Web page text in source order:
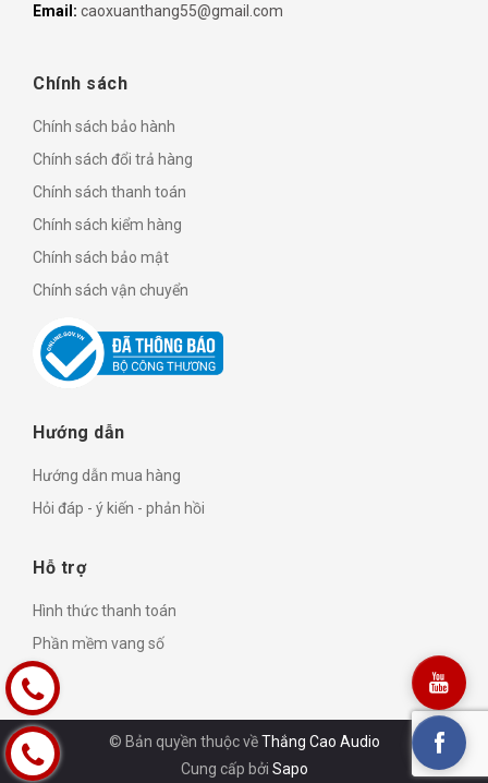
Email: caoxuanthang55@gmail.com
Chính sách
Chính sách bảo hành
Chính sách đổi trả hàng
Chính sách thanh toán
Chính sách kiểm hàng
Chính sách bảo mật
Chính sách vận chuyển
Hướng dẫn
Hướng dẫn mua hàng
Hỏi đáp - ý kiến - phản hồi
Hỗ trợ
Hình thức thanh toán
Phần mềm vang số
© Bản quyền thuộc vềThắng Cao Audio
Cung cấp bởi Sapo